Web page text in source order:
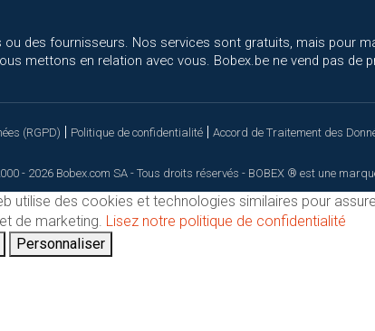
des fournisseurs. Nos services sont gratuits, mais pour
mettons en relation avec vous. Bobex.be ne vend pas de
(RGPD) | Politique de confidentialité | Accord de Traitement des
- 2026 Bobex.com SA - Tous droits réservés - BOBEX ® est une
utilise des cookies et technologies similaires pour
de marketing. Lisez notre politique de confidentialité
Personnaliser